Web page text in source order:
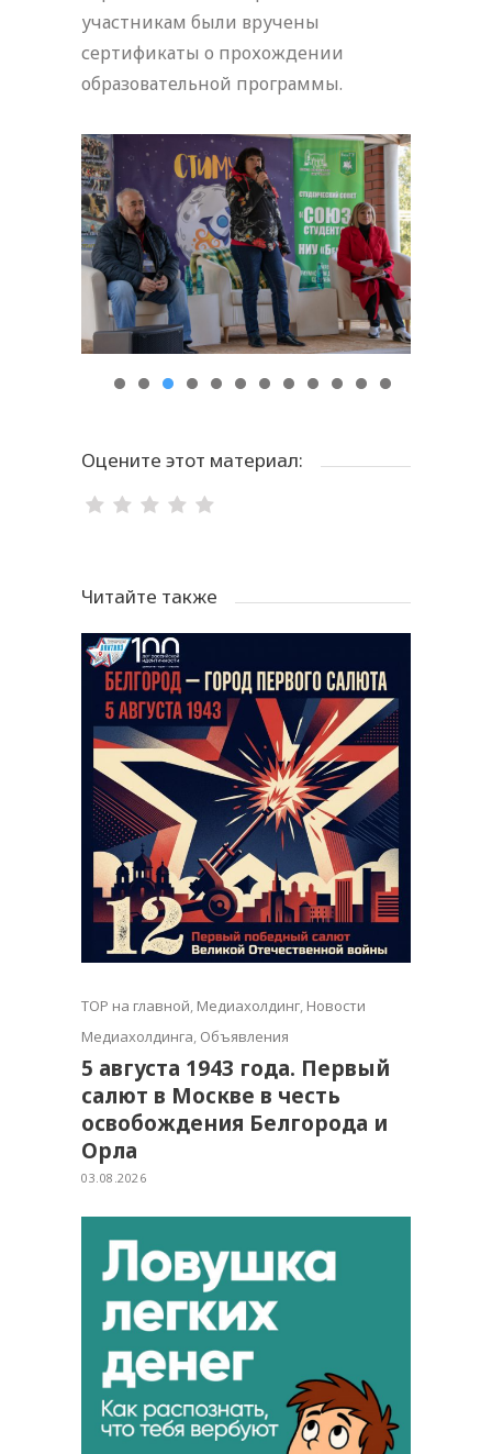
участникам были вручены
сертификаты о прохождении
образовательной программы.
Оцените этот материал:
Читайте также
TOP на главной, Медиахолдинг, Новости
Медиахолдинга, Объявления
5 августа 1943 года. Первый
салют в Москве в честь
освобождения Белгорода и
Орла
03.08.2026